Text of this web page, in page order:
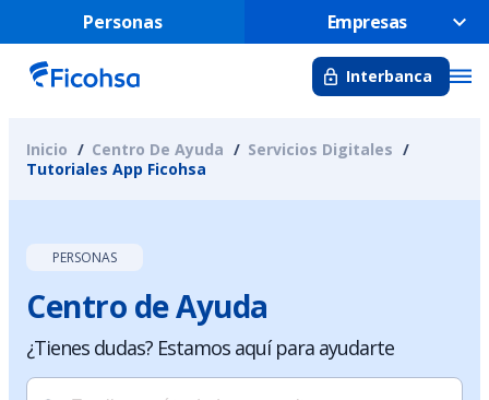
Personas Empresas
Interbanca
Inicio Centro De Ayuda
Servicios Digitales
Tutoriales App Ficohsa
PERSONAS
Centro de Ayuda
¿Tienes dudas? Estamos aquí para ayudarte